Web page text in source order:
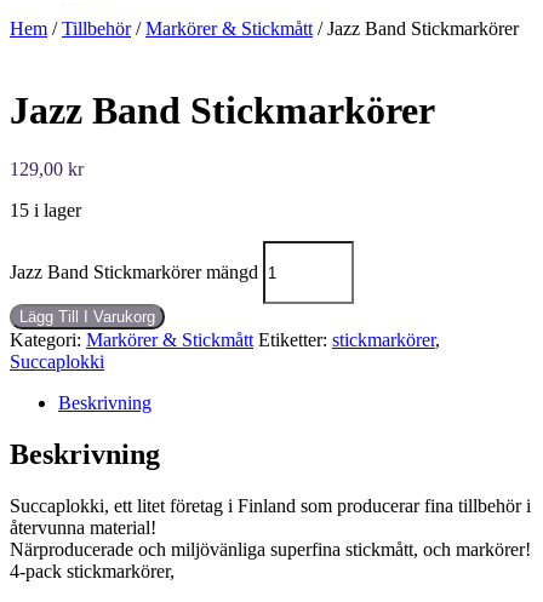
Hem /Tillbehör/Markörer & Stickmått / Jazz Band Stickmarkörer
Jazz Band Stickmarkörer
129,00 kr
15 i lager
Jazz Band Stickmarkörer mängd
Lägg Till I Varukorg
Kategori: Markörer & Stickmått Etiketter: stickmarkörer,
Succaplokki
Beskrivning
Beskrivning
Succaplokki, ett litet företag i Finland som producerar fina tillbehör i
återvunna material!
Närproducerade och miljövänliga superfina stickmått, och markörer!
4-pack stickmarkörer,